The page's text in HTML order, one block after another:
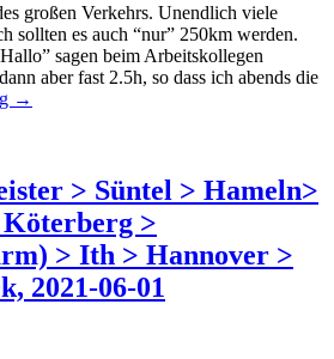
großen Verkehrs. Unendlich viele
sollten es auch “nur” 250km werden.
sagen beim Arbeitskollegen
aber fast 2.5h, so dass ich abends die
→
> Süntel > Hameln>
>
> Ith > Hannover >
2021-06-01